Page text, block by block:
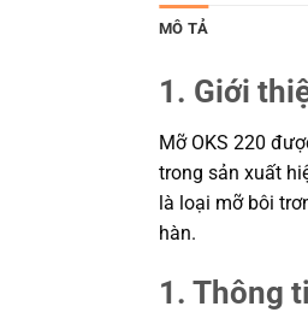
MÔ TẢ
1. Giới
Mỡ OKS 220
trong sản xuất
là loại mỡ bôi
hàn.
1. Thông